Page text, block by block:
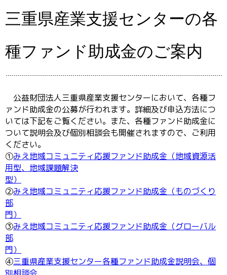
三重県産業支援センターの各
種ファンド助成金のご案内
公益財団法人三重県産業支援センターにおいて、各種フ
ァンド助成金の公募が行われます。詳細及び申込方法につ
いては下記をご覧ください。また、各種ファンド助成金に
ついて説明会及び個別相談会も開催されますので、ご利用
ください。
①みえ地域コミュニティ応援ファンド助成金（地域資源活
用型、地域課題解決
型）
②みえ地域コミュニティ応援ファンド助成金（ものづくり
部
門）
③みえ地域コミュニティ応援ファンド助成金（グローバル
部
門）
④三重県産業支援センター各種ファンド助成金説明会、個